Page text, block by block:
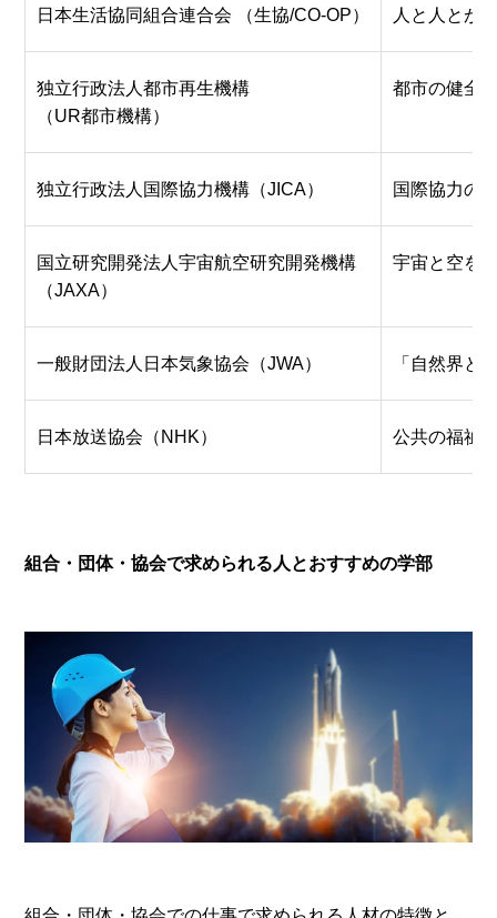
日本生活協同組合連合会 （生協/CO-OP） 人と人とが
独立行政法人都市再生機構
（UR都市機構）
都市の健全
独立行政法人国際協力機構（JICA） 国際協力の
国立研究開発法人宇宙航空研究開発機構
（JAXA）
宇宙と空を
一般財団法人日本気象協会（JWA） 「自然界と
日本放送協会（NHK） 公共の福祉
組合・団体・協会で求められる人とおすすめの学部